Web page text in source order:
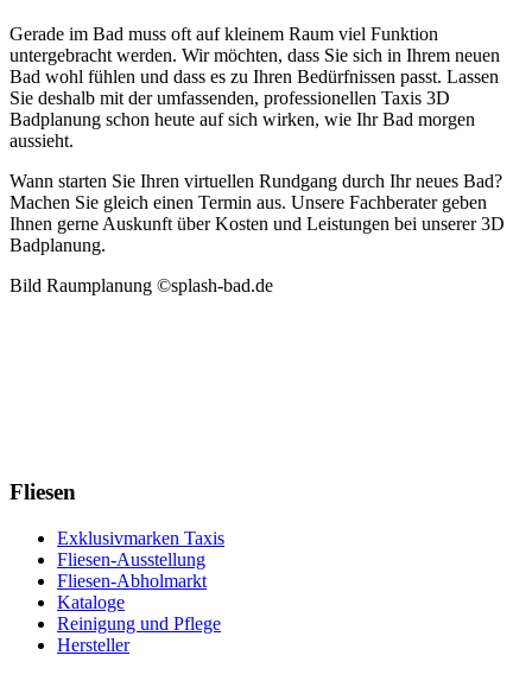
Gerade im Bad muss oft auf kleinem Raum viel Funktion
untergebracht werden. Wir möchten, dass Sie sich in Ihrem neuen
Bad wohl fühlen und dass es zu Ihren Bedürfnissen passt. Lassen
Sie deshalb mit der umfassenden, professionellen Taxis 3D
Badplanung schon heute auf sich wirken, wie Ihr Bad morgen
aussieht.
Wann starten Sie Ihren virtuellen Rundgang durch Ihr neues Bad?
Machen Sie gleich einen Termin aus. Unsere Fachberater geben
Ihnen gerne Auskunft über Kosten und Leistungen bei unserer 3D
Badplanung.
Bild Raumplanung ©splash-bad.de
Fliesen
Exklusivmarken Taxis
Fliesen-Ausstellung
Fliesen-Abholmarkt
Kataloge
Reinigung und Pflege
Hersteller